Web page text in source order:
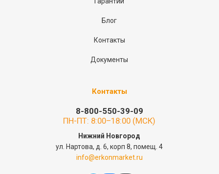
Блог
Контакты
Документы
Контакты
8-800-550-39-09
ПН-ПТ: 8:00–18:00 (МСК)
Нижний Новгород
ул. Нартова, д. 6, корп 8, помещ. 4
info@erkonmarket.ru